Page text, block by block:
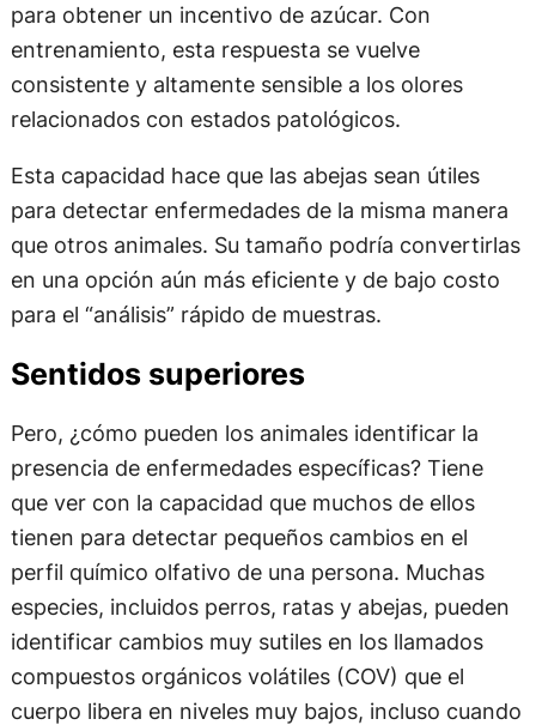
para obtener un incentivo de azúcar. Con
entrenamiento, esta respuesta se vuelve
consistente y altamente sensible a los olores
relacionados con estados patológicos.
Esta capacidad hace que las abejas sean útiles
para detectar enfermedades de la misma manera
que otros animales. Su tamaño podría convertirlas
en una opción aún más eficiente y de bajo costo
para el “análisis” rápido de muestras.
Sentidos superiores
Pero, ¿cómo pueden los animales identificar la
presencia de enfermedades específicas? Tiene
que ver con la capacidad que muchos de ellos
tienen para detectar pequeños cambios en el
perfil químico olfativo de una persona. Muchas
especies, incluidos perros, ratas y abejas, pueden
identificar cambios muy sutiles en los llamados
compuestos orgánicos volátiles (COV) que el
cuerpo libera en niveles muy bajos, incluso cuando